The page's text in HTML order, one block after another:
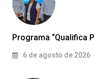
Programa “Qualifica
6 de agosto de 2026